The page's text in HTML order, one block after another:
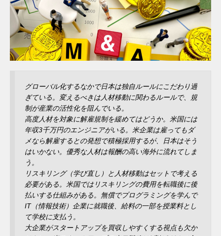
グローバル化するなかで日本は独自ルールにこだわり過
ぎている。変えるべきは人材移動に関わるルールで、規
制が産業の活性化を阻んでいる。
高度人材を対象に解雇規制を緩めてはどうか。米国には
年収3千万円のエンジニアがいる。米企業は雇ってもダ
メなら解雇するとの発想で積極採用するが、日本はそう
はいかない。優秀な人材は報酬の高い海外に流れてしま
う。
リスキリング（学び直し）と人材移動はセットで考える
必要がある。米国ではリスキリングの費用を転職後に後
払いする仕組みがある。無償でプログラミングを学んで
IT（情報技術）企業に就職後、給料の一部を授業料とし
て学校に支払う。
大企業がスタートアップを買収しやすくする視点も欠か